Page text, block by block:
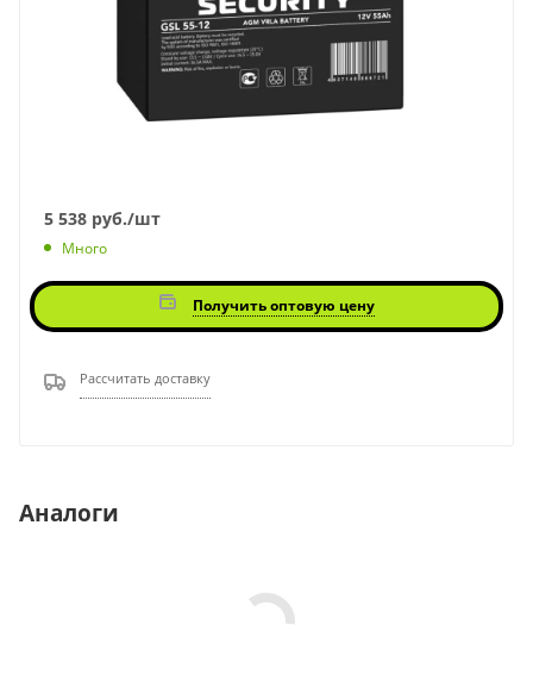
5 538 руб./шт
Много
Получить оптовую цену
Рассчитать доставку
Аналоги